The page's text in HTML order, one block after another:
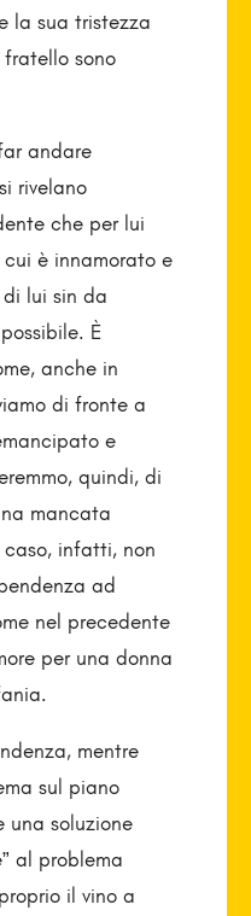
la sua tristezza
sono
andare
rivelano
che per lui
è innamorato e
lui sin da
È
anche in
di fronte a
e
quindi, di
mancata
infatti, non
ad
nel precedente
per una donna
mentre
sul piano
una soluzione
al problema
il vino a